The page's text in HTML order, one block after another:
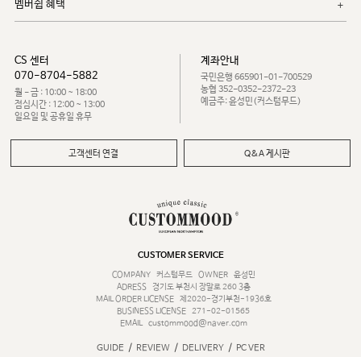
멤버쉽 혜택
CS 센터
070-8704-5882
월 - 금 : 10:00 ~ 18:00
점심시간 : 12:00 ~ 13:00
일요일 및 공휴일 휴무
계좌안내
국민은행 665901-01-700529
농협 352-0352-2372-23
예금주: 윤성민(커스텀무드)
고객센터 연결 Q&A 게시판
CUSTOMER SERVICE
COMPANY
커스텀무드 OWNER
윤성민
ADRESS
경기도 부천시 장말로 260 3층
MAIL ORDER LICENSE
제2020-경기부천-1936호
BUSINESS LICENSE 271-02-01565
EMAIL
custommood@naver.com
GUIDE / REVIEW / DELIVERY / PC VER